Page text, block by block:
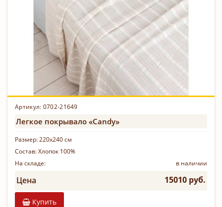
Артикул: 0702-21649
Легкое покрывало «Candy»
Размер:220х240 см
Состав:Хлопок 100%
На складе:
в наличии
Цена 15010 руб.
Купить